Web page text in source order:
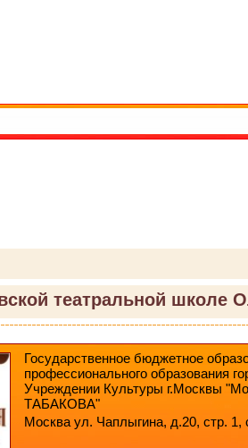
поиск
театральной школе
Государственное бюджетное
профессионального образования
Учреждении Культуры г.Москвы
ТАБАКОВА"
Москва ул. Чаплыгина, д.20, стр. 1,